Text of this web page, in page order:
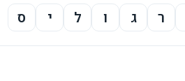
ר ג ו ל י ס